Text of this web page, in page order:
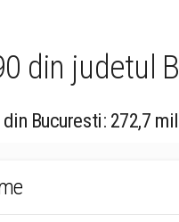
din judetul
Bucuresti: 272,7